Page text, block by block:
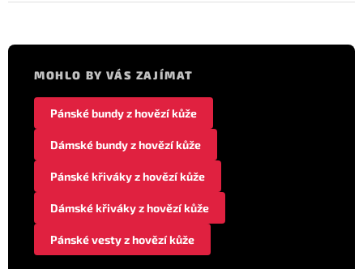
MOHLO BY VÁS ZAJÍMAT
Pánské bundy z hovězí kůže
Dámské bundy z hovězí kůže
Pánské křiváky z hovězí kůže
Dámské křiváky z hovězí kůže
Pánské vesty z hovězí kůže